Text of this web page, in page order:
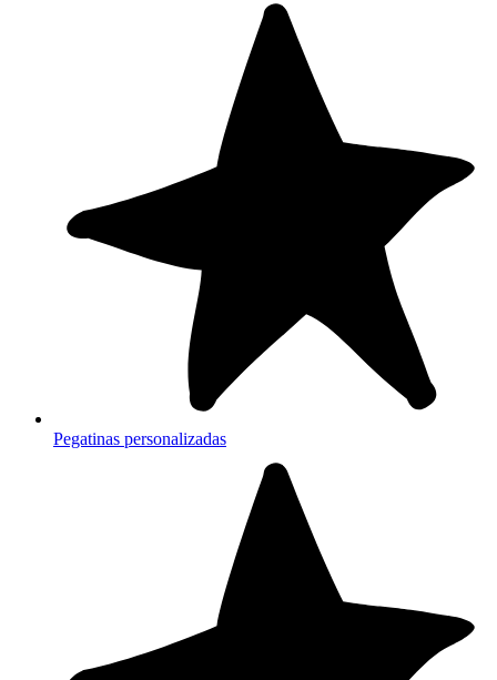
Pegatinas personalizadas